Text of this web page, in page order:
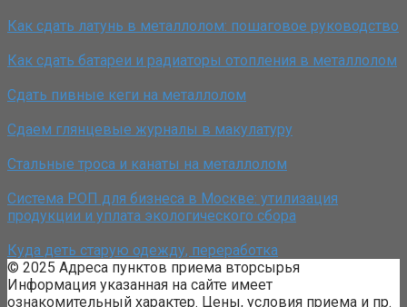
Как сдать латунь в металлолом: пошаговое руководство
Как сдать батареи и радиаторы отопления в металлолом
Сдать пивные кеги на металлолом
Сдаем глянцевые журналы в макулатуру
Стальные троса и канаты на металлолом
Система РОП для бизнеса в Москве: утилизация
продукции и уплата экологического сбора
Куда деть старую одежду, переработка
© 2025 Адреса пунктов приема вторсырья
Информация указанная на сайте имеет
ознакомительный характер. Цены, условия приема и пр.